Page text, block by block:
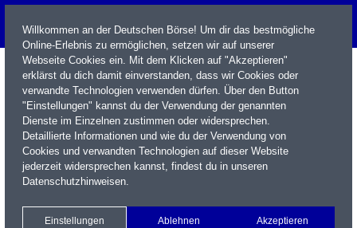
Name / WKN / ISIN / Kürzel
Xetra Realtime
Watchlist Portfolio Login
Willkommen an der Deutschen Börse! Um dir das bestmögliche
Online-Erlebnis zu ermöglichen, setzen wir auf unserer
Webseite Cookies ein. Mit dem Klicken auf "Akzeptieren"
erklärst du dich damit einverstanden, dass wir Cookies oder
verwandte Technologien verwenden dürfen. Über den Button
"Einstellungen" kannst du der Verwendung der genannten
Dienste im Einzelnen zustimmen oder widersprechen.
Detaillierte Informationen und wie du der Verwendung von
Cookies und verwandten Technologien auf dieser Website
jederzeit widersprechen kannst, findest du in unseren
Datenschutzhinweisen.
Einstellungen Ablehnen Akzeptieren